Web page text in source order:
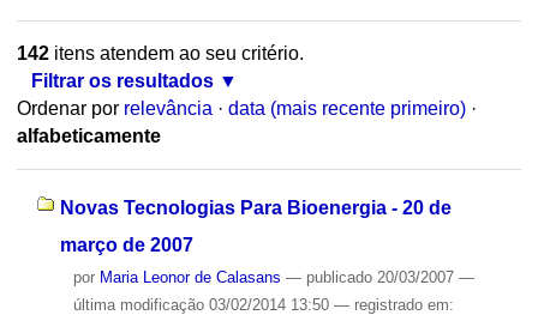
142itens atendem ao seu critério.
Filtrar os resultados
Ordenar por relevância · data (mais recente primeiro) ·
alfabeticamente
Novas Tecnologias Para Bioenergia - 20 de
março de 2007
por Maria Leonor de Calasans — publicado20/03/2007 —
última modificação03/02/2014 13:50 — registrado em: